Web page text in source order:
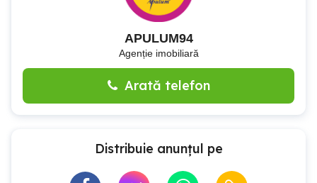
APULUM94
Agenție imobiliară
Arată telefon
Distribuie anunțul pe